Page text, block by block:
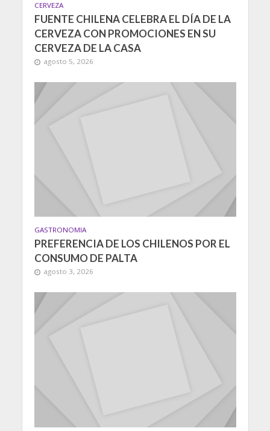
CERVEZA
FUENTE CHILENA CELEBRA EL DÍA DE LA
CERVEZA CON PROMOCIONES EN SU
CERVEZA DE LA CASA
agosto 5, 2026
GASTRONOMIA
PREFERENCIA DE LOS CHILENOS POR EL
CONSUMO DE PALTA
agosto 3, 2026